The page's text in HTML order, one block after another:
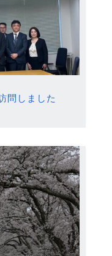
問しました